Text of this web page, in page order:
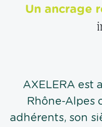
Un ancrage
AXELERA est
Rhône-Alpes
adhérents, son